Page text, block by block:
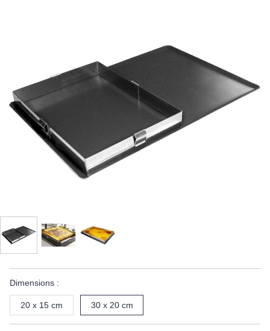
Dimensions :
20 x 15 cm 30 x 20 cm